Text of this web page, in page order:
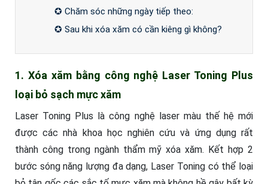
✪ Chăm sóc những ngày tiếp theo:
✪ Sau khi xóa xăm có cần kiêng gì không?
1. Xóa xăm bằng công nghệ Laser Toning Plus
loại bỏ sạch mực xăm
Laser Toning Plus là công nghệ laser màu thế hệ mới
được các nhà khoa học nghiên cứu và ứng dụng rất
thành công trong ngành thẩm mỹ xóa xăm. Kết hợp 2
bước sóng năng lượng đa dạng, Laser Toning có thể loại